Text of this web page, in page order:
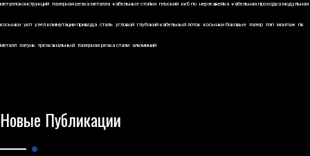
металлоконструкций лазерная резка металла кабельные стойки плоский ккб по нержавейка кабельная проходка модульная
косынки укп узел коммутации привода сталь угловой глубокий кабельный лоток косынки боковые лазер лэп монтаж пк
металл латунь трехканальный лазерная резка стали алюминий
Новые Публикации